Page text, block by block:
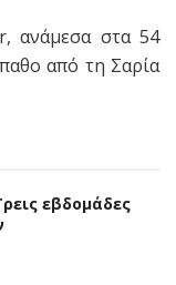
ανάμεσα στα 54
από τη Σαρία
εβδομάδες